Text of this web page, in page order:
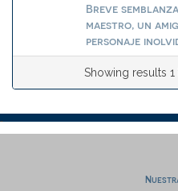
Breve
maestro, un
personaje
Showing results